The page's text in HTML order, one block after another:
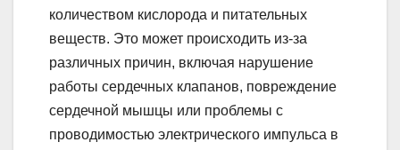
количеством кислорода и питательных
веществ. Это может происходить из-за
различных причин, включая нарушение
работы сердечных клапанов, повреждение
сердечной мышцы или проблемы с
проводимостью электрического импульса в